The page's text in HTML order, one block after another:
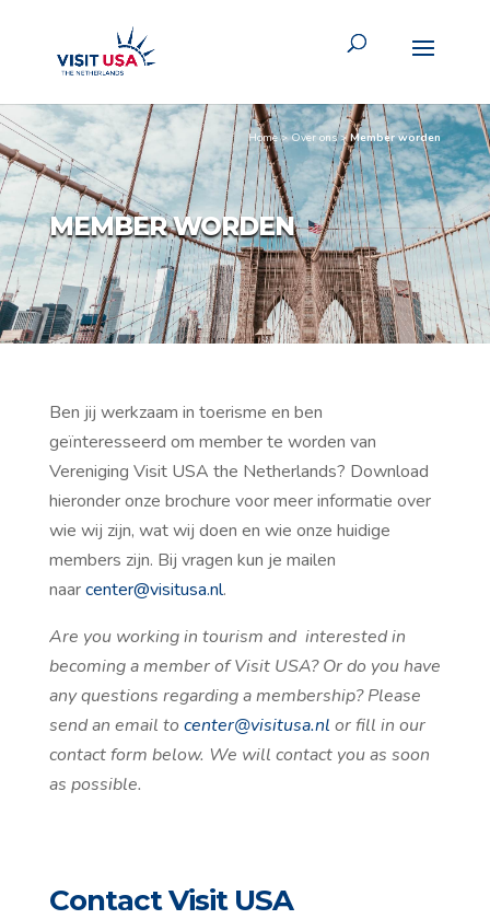
Home>Over ons>Member worden
MEMBER WORDEN
Ben jij werkzaam in toerisme en ben
geïnteresseerd om member te worden van
Vereniging Visit USA the Netherlands? Download
hieronder onze brochure voor meer informatie over
wie wij zijn, wat wij doen en wie onze huidige
members zijn. Bij vragen kun je mailen
naarcenter@visitusa.nl.
Are you working in tourism and interested in
becoming a member of Visit USA? Or do you have
any questions regarding a membership? Please
send an email to center@visitusa.nl or fill in our
contact form below. We will contact you as soon
as possible.
Contact Visit USA